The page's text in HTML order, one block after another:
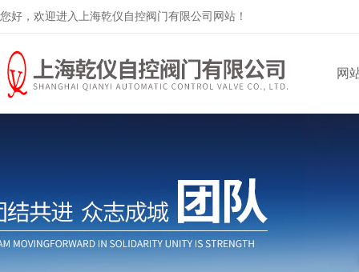
您好，欢迎进入上海乾仪自控阀门有限公司网站！
网